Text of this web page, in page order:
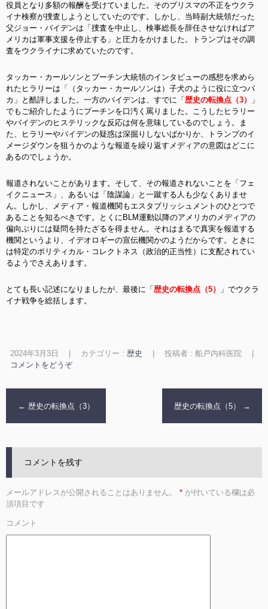
役員となり多額の報酬を受けていました。そのブリスマの不正をウクラ
イナ検察が捜査しようとしていたのです。しかし、当時副大統領だった
父ジョー・バイデンは「捜査を中止し、検事総長を辞任させなければア
メリカは軍事支援を停止する」と圧力をかけました。トランプはその調
査をウクライナに求めていたのです。
タッカー・カールソンとプーチン大統領のインタビューの感想を求めら
れたヒラリーは「（タッカー・カールソンは）子犬のように役に立つバ
カ」と酷評しました。一方のバイデンは、すでに「 歴史の転換点（3）
」
でもご紹介したようにプーチンを口汚く罵りました。こうしたヒラリー
やバイデンのヒステリックな反応は何を意味しているのでしょう。ま
た、ヒラリーやバイデンの疑惑は深掘りしないばかりか、トランプのイ
メージダウンを狙うかのような報道を繰り返すメディアの意図はどこに
あるのでしょうか。
報道されないことがあります。そして、その報道されないことを「フェ
イクニュース」、あるいは「陰謀論」と一蹴する人も少なくありませ
ん。しかし、メディア・報道機関もエスタブリッシュメントのひとつで
あることを知るべきです。とくにBLM運動以降のアメリカのメディアの
偏向ぶりには疑問を持たざるを得ません。それはまるで真実を報道する
機関というより、イデオロギーの宣伝機関かのようだからです。ときに
は特定のポリティカル・コレクトネス（政治的正当性）に支配されてい
るようでさえあります。
とても長い記述になりましたが、最後に「 歴史の転換点（5）
」でウクラ
イナ戦争を総括します。
2024年3月3日 カテゴリー : 歴史 投稿者 : 船戸内科医院
コメントをどうぞ
← 歴史の転換点（3） 歴史の転換点（5） →
コメントを残す
メールアドレスが公開されることはありません。 * が付いている欄は必
須項目です
コメント